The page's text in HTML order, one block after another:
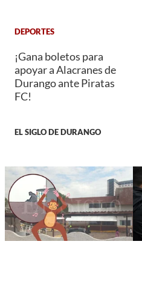
DEPORTES
¡Gana boletos para
apoyar a Alacranes de
Durango ante Piratas
FC!
EL SIGLO DE DURANGO